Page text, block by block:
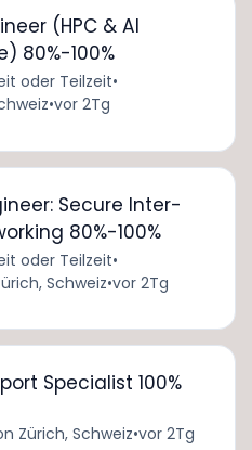
(HPC & AI
80%-100%
oder Teilzeit•
•vor 2Tg
Secure Inter-
80%-100%
oder Teilzeit•
Schweiz•vor 2Tg
Specialist 100%
Zürich, Schweiz•vor 2Tg